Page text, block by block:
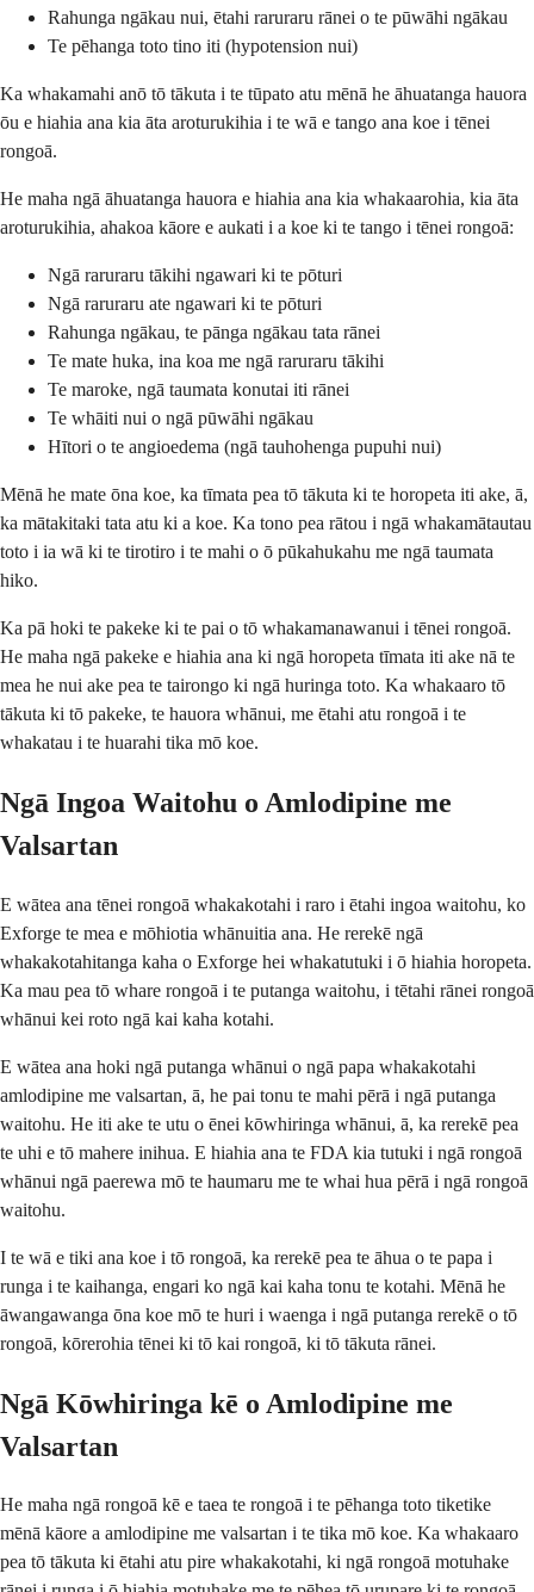
Rahunga ngākau nui, ētahi raruraru rānei o te pūwāhi ngākau
Te pēhanga toto tino iti (hypotension nui)
Ka whakamahi anō tō tākuta i te tūpato atu mēnā he āhuatanga hauora
ōu e hiahia ana kia āta aroturukihia i te wā e tango ana koe i tēnei
rongoā.
He maha ngā āhuatanga hauora e hiahia ana kia whakaarohia, kia āta
aroturukihia, ahakoa kāore e aukati i a koe ki te tango i tēnei rongoā:
Ngā raruraru tākihi ngawari ki te pōturi
Ngā raruraru ate ngawari ki te pōturi
Rahunga ngākau, te pānga ngākau tata rānei
Te mate huka, ina koa me ngā raruraru tākihi
Te maroke, ngā taumata konutai iti rānei
Te whāiti nui o ngā pūwāhi ngākau
Hītori o te angioedema (ngā tauhohenga pupuhi nui)
Mēnā he mate ōna koe, ka tīmata pea tō tākuta ki te horopeta iti ake, ā,
ka mātakitaki tata atu ki a koe. Ka tono pea rātou i ngā whakamātautau
toto i ia wā ki te tirotiro i te mahi o ō pūkahukahu me ngā taumata
hiko.
Ka pā hoki te pakeke ki te pai o tō whakamanawanui i tēnei rongoā.
He maha ngā pakeke e hiahia ana ki ngā horopeta tīmata iti ake nā te
mea he nui ake pea te tairongo ki ngā huringa toto. Ka whakaaro tō
tākuta ki tō pakeke, te hauora whānui, me ētahi atu rongoā i te
whakatau i te huarahi tika mō koe.
Ngā Ingoa Waitohu o Amlodipine me
Valsartan
E wātea ana tēnei rongoā whakakotahi i raro i ētahi ingoa waitohu, ko
Exforge te mea e mōhiotia whānuitia ana. He rerekē ngā
whakakotahitanga kaha o Exforge hei whakatutuki i ō hiahia horopeta.
Ka mau pea tō whare rongoā i te putanga waitohu, i tētahi rānei rongoā
whānui kei roto ngā kai kaha kotahi.
E wātea ana hoki ngā putanga whānui o ngā papa whakakotahi
amlodipine me valsartan, ā, he pai tonu te mahi pērā i ngā putanga
waitohu. He iti ake te utu o ēnei kōwhiringa whānui, ā, ka rerekē pea
te uhi e tō mahere inihua. E hiahia ana te FDA kia tutuki i ngā rongoā
whānui ngā paerewa mō te haumaru me te whai hua pērā i ngā rongoā
waitohu.
I te wā e tiki ana koe i tō rongoā, ka rerekē pea te āhua o te papa i
runga i te kaihanga, engari ko ngā kai kaha tonu te kotahi. Mēnā he
āwangawanga ōna koe mō te huri i waenga i ngā putanga rerekē o tō
rongoā, kōrerohia tēnei ki tō kai rongoā, ki tō tākuta rānei.
Ngā Kōwhiringa kē o Amlodipine me
Valsartan
He maha ngā rongoā kē e taea te rongoā i te pēhanga toto tiketike
mēnā kāore a amlodipine me valsartan i te tika mō koe. Ka whakaaro
pea tō tākuta ki ētahi atu pire whakakotahi, ki ngā rongoā motuhake